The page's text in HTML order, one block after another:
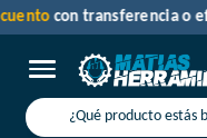
Toggle navigation
30% de descuentocon